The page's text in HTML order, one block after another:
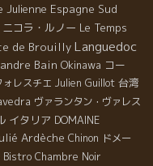
Julienne Espagne Sud
ニコラ・ルノー Le Temps
de Brouilly Languedoc
Bain Okinawa コー
レスチエ Julien Guillot 台湾
ヴァランタン・ヴァレス
イタリア DOMAINE
Ardèche Chinon ドメー
Bistro Chambre Noir